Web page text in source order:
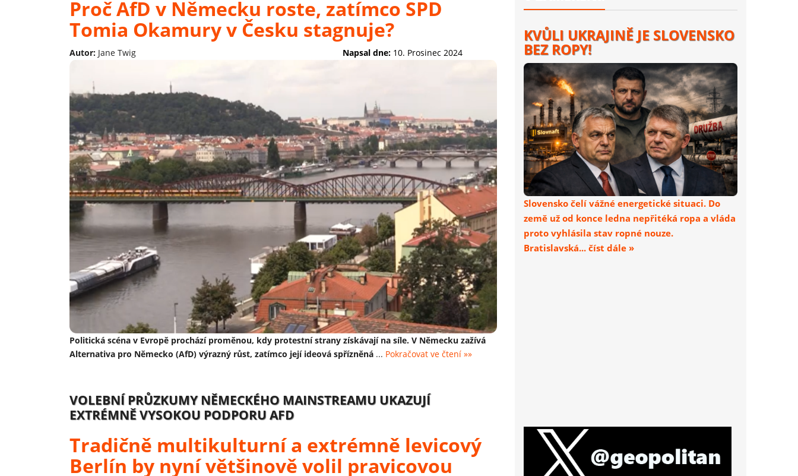
Proč AfD v Německu roste, zatímco SPD
Tomia Okamury v Česku stagnuje?
Autor: Jane Twig Napsal dne: 10. Prosinec 2024
Politická scéna v Evropě prochází proměnou, kdy protestní strany získávají na síle. V Německu zažívá
Alternativa pro Německo (AfD) výrazný růst, zatímco její ideová spřízněná ... Pokračovat ve čtení »»
VOLEBNÍ PRŮZKUMY NĚMECKÉHO MAINSTREAMU UKAZUJÍ
EXTRÉMNĚ VYSOKOU PODPORU AFD
Tradičně multikulturní a extrémně levicový
Berlín by nyní většinově volil pravicovou
KVŮLI UKRAJINĚ JE SLOVENSKO
BEZ ROPY!
Slovensko čelí vážné energetické situaci. Do
země už od konce ledna nepřitéká ropa a vláda
proto vyhlásila stav ropné nouze.
Bratislavská... číst dále »